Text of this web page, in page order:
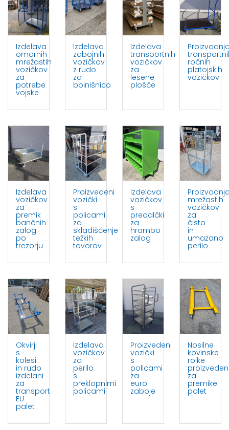
Izdelava
omarnih
mrežastih
vozičkov
za
potrebe
vojske
Izdelava
zabojnih
vozičkov
z rudo
za
bolnišnico
Izdelava
transportnih
vozičkov
za
lesene
plošče
ročnih
platojskih
vozičkov
Izdelava
vozičkov
za
premik
bančnih
zalog
po
trezorju
Proizvedeni
vozički
s
policami
za
skladiščenje
težkih
tovorov
Izdelava
vozičkov
s
predalčki
za
hrambo
zalog
mrežastih
vozičkov
za
čisto
in
umazano
perilo
Okvirji
s
kolesi
in rudo
izdelani
za
transport
EU
palet
Izdelava
vozičkov
za
perilo
s
preklopnimi
policami
Proizvedeni
vozički
s
policami
za
euro
zaboje
Nosilne
kovinske
rolke
za
premike
palet